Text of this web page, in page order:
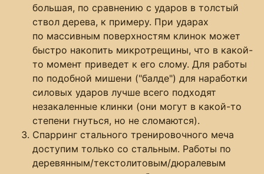
большая, по сравнению с ударов в толстый
ствол дерева, к примеру. При ударах
по массивным поверхностям клинок может
быстро накопить микротрещины, что в какой-
то момент приведет к его слому. Для работы
по подобной мишени ("балде") для наработки
силовых ударов лучше всего подходят
незакаленные клинки (они могут в какой-то
степени гнуться, но не сломаются).
Спарринг стального тренировочного меча
доступим только со стальным. Работы по
деревянным/текстолитовым/дюралевым